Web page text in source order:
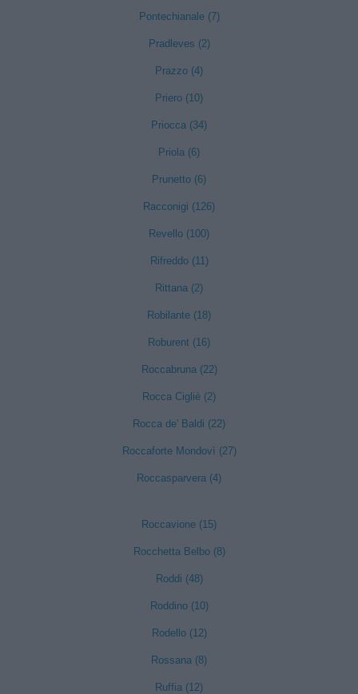
Pontechianale (7)
Pradleves (2)
Prazzo (4)
Priero (10)
Priocca (34)
Priola (6)
Prunetto (6)
Racconigi (126)
Revello (100)
Rifreddo (11)
Rittana (2)
Robilante (18)
Roburent (16)
Roccabruna (22)
Rocca Cigliè (2)
Rocca de' Baldi (22)
Roccaforte Mondovì (27)
Roccasparvera (4)
Roccavione (15)
Rocchetta Belbo (8)
Roddi (48)
Roddino (10)
Rodello (12)
Rossana (8)
Ruffia (12)